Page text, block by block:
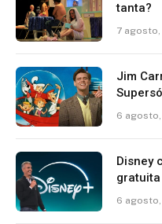
tanta?
7 agosto,
Jim
6
Disney
6